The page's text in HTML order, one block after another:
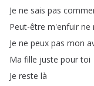
Je ne sais pas
Peut-être m'enfuir ne
Je ne peux pas mon
Ma fille juste pour toi
Je reste là